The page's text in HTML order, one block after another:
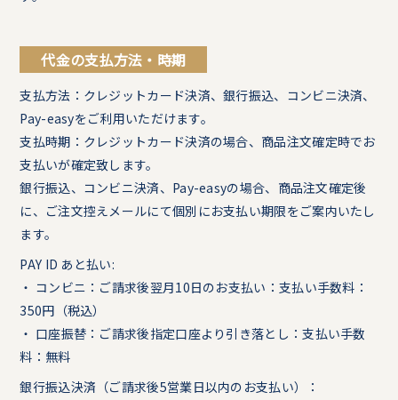
代金の支払方法・時期
支払方法：クレジットカード決済、銀行振込、コンビニ決済、
Pay-easyをご利用いただけます。
支払時期：クレジットカード決済の場合、商品注文確定時でお
支払いが確定致します。
銀行振込、コンビニ決済、Pay-easyの場合、商品注文確定後
に、ご注文控えメールにて個別にお支払い期限をご案内いたし
ます。
PAY ID あと払い:
・ コンビニ：ご請求後翌月10日のお支払い：支払い手数料：
350円（税込）
・ 口座振替：ご請求後指定口座より引き落とし：支払い手数
料：無料
銀行振込決済（ご請求後5営業日以内のお支払い）：